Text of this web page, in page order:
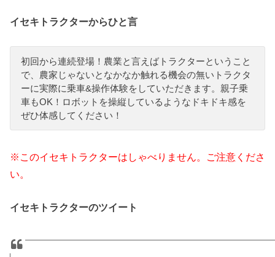
イセキトラクターからひと言
初回から連続登場！農業と言えばトラクターということ
で、農家じゃないとなかなか触れる機会の無いトラクタ
ーに実際に乗車&操作体験をしていただきます。親子乗
車もOK！ロボットを操縦しているようなドキドキ感を
ぜひ体感してください！
※このイセキトラクターはしゃべりません。ご注意くださ
い。
イセキトラクターのツイート